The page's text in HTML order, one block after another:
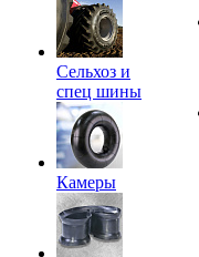
Сельхоз и
спец шины
Камеры